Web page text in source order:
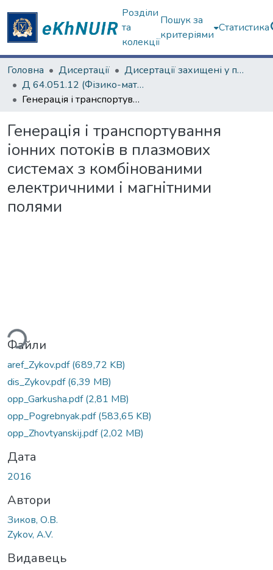
Розділи
та
колекції
Пошук за
критеріями
Статистика
Головна Дисертації
Дисертації захищені у постійних радах
Д 64.051.12 (Фізико-математичні науки)
Генерація і транспортування іонних потоків в плазмових системах з комбінованими електричними і магнітними полями
Генерація і транспортування
іонних потоків в плазмових
системах з комбінованими
електричними і магнітними
полями
Вантажиться...
Файли
aref_Zykov.pdf(689,72 KB)
dis_Zykov.pdf(6,39 MB)
opp_Garkusha.pdf(2,81 MB)
opp_Pogrebnyak.pdf(583,65 KB)
opp_Zhovtyanskij.pdf(2,02 MB)
Дата
2016
Автори
Зиков, О.В.
Zykov, A.V.
Видавець